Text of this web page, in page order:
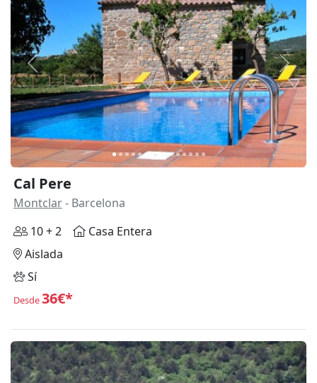
Anterior
Cal Pere
Montclar- Barcelona
10 + 2
Casa Entera
Aislada
Sí
Desde36€*